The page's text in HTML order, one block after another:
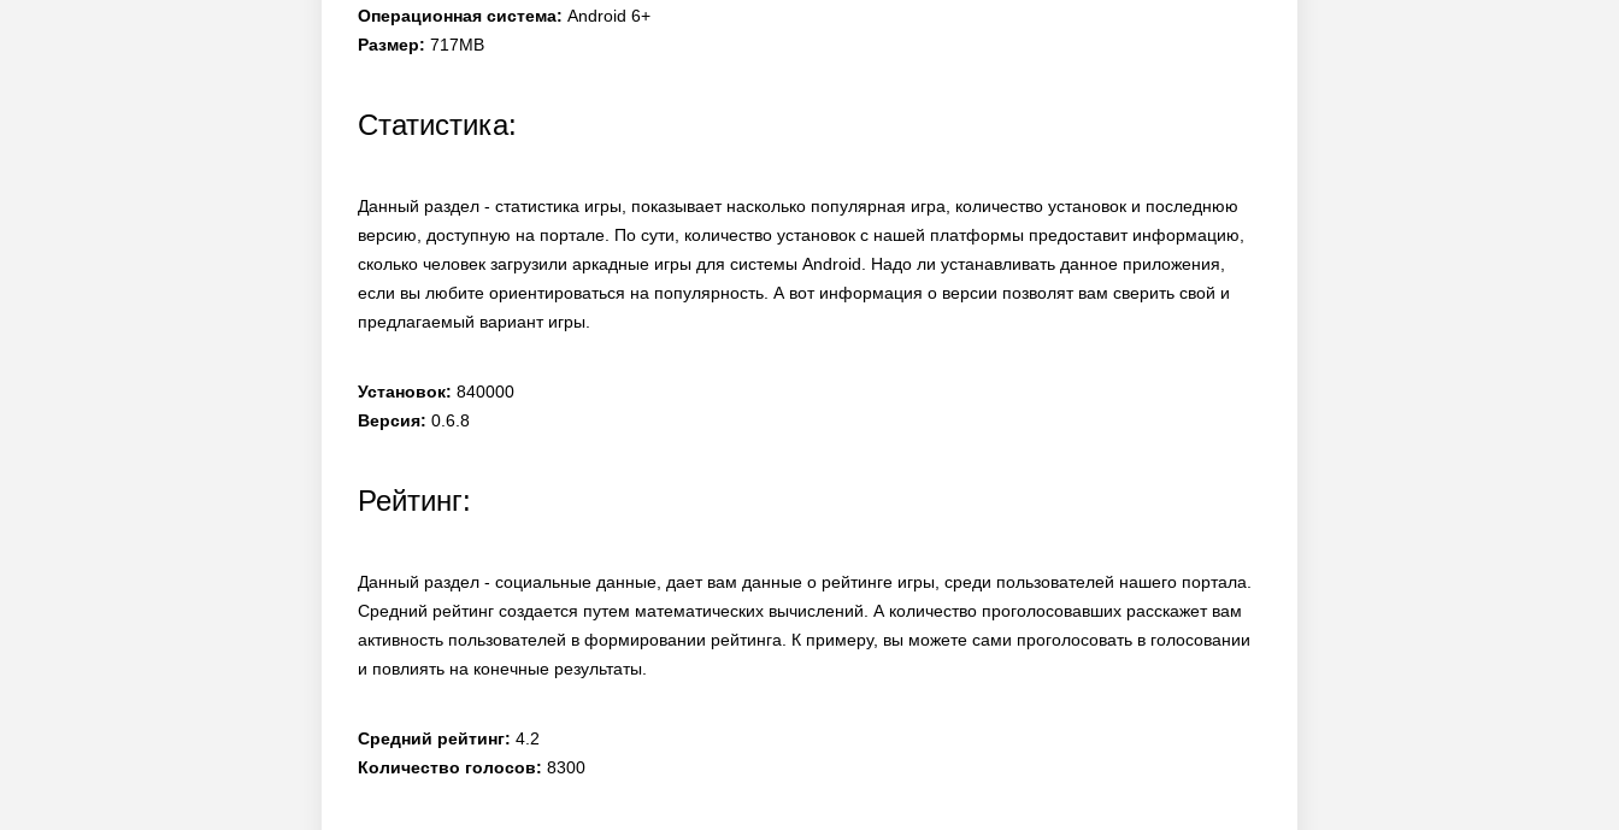
Операционная система: Android 6+
Размер: 717MB
Статистика:
Данный раздел - статистика игры, показывает насколько популярная игра, количество установок и последнюю
версию, доступную на портале. По сути, количество установок с нашей платформы предоставит информацию,
сколько человек загрузили аркадные игры для системы Android. Надо ли устанавливать данное приложения,
если вы любите ориентироваться на популярность. А вот информация о версии позволят вам сверить свой и
предлагаемый вариант игры.
Установок: 840000
Версия: 0.6.8
Рейтинг:
Данный раздел - социальные данные, дает вам данные о рейтинге игры, среди пользователей нашего портала.
Средний рейтинг создается путем математических вычислений. А количество проголосовавших расскажет вам
активность пользователей в формировании рейтинга. К примеру, вы можете сами проголосовать в голосовании
и повлиять на конечные результаты.
Средний рейтинг: 4.2
Количество голосов: 8300